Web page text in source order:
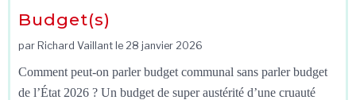
Budget(s)
par Richard Vaillant le 28 janvier 2026
Comment peut-on parler budget communal sans parler budget
de l’État 2026 ? Un budget de super austérité d’une cruauté